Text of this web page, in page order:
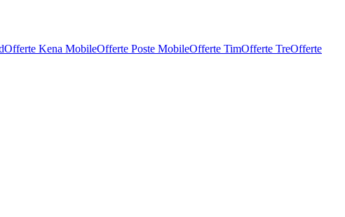
Offerte Kena MobileOfferte Poste MobileOfferte TimOfferte TreOfferte